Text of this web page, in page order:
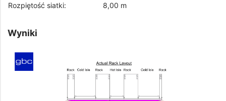
Rozpiętość siatki:
8,00 m
Wyniki